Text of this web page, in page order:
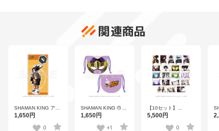
関連商品
SHAMAN KING アク
リルスタンド 麻倉 葉
1,650円
0
SHAMAN KING 巾着
【馬孫ver.】
1,650円
+1
【10セット】
SHAMAN KING トレ
ド風カード
5,500円
0